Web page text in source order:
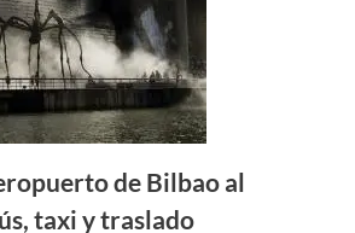
de Bilbao al
taxi y traslado